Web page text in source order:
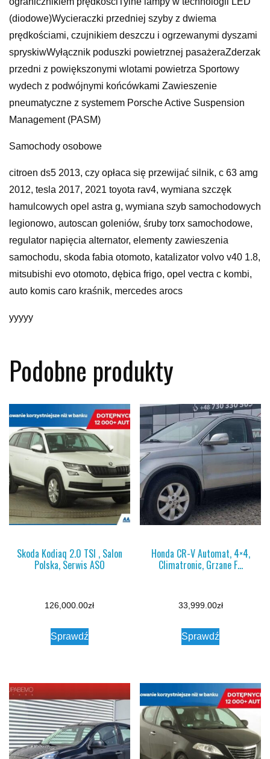
(diodowe)Wycieraczki przedniej szyby z dwiema
prędkościami, czujnikiem deszczu i ogrzewanymi dyszami
spryskiwWyłącznik poduszki powietrznej pasażeraZderzak
przedni z powiększonymi wlotami powietrza Sportowy
wydech z podwójnymi końcówkami Zawieszenie
pneumatyczne z systemem Porsche Active Suspension
Management (PASM)
Samochody osobowe
citroen ds5 2013, czy opłaca się przewijać silnik, c 63 amg
2012, tesla 2017, 2021 toyota rav4, wymiana szczęk
hamulcowych opel astra g, wymiana szyb samochodowych
legionowo, autoscan goleniów, śruby torx samochodowe,
regulator napięcia alternator, elementy zawieszenia
samochodu, skoda fabia otomoto, katalizator volvo v40 1.8,
mitsubishi evo otomoto, dębica frigo, opel vectra c kombi,
auto komis caro kraśnik, mercedes arocs
yyyyy
Podobne produkty
Skoda Kodiaq 2.0 TSI , Salon
Polska, Serwis ASO
126,000.00zł
Sprawdź
Honda CR-V Automat, 4×4,
Climatronic, Grzane F…
33,999.00zł
Sprawdź